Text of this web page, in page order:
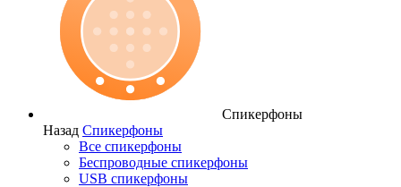
Спикерфоны
Назад Спикерфоны
Все спикерфоны
Беспроводные спикерфоны
USB спикерфоны